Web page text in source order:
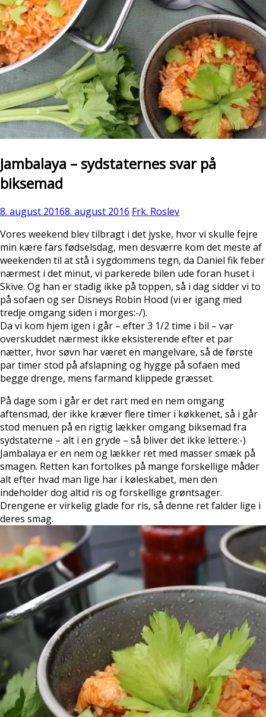
Jambalaya – sydstaternes svar på
biksemad
8. august 20168. august 2016 Frk. Roslev
Vores weekend blev tilbragt i det jyske, hvor vi skulle fejre
min kære fars fødselsdag, men desværre kom det meste af
weekenden til at stå i sygdommens tegn, da Daniel fik feber
nærmest i det minut, vi parkerede bilen ude foran huset i
Skive. Og han er stadig ikke på toppen, så i dag sidder vi to
på sofaen og ser Disneys Robin Hood (vi er igang med
tredje omgang siden i morges:-/).
Da vi kom hjem igen i går – efter 3 1/2 time i bil – var
overskuddet nærmest ikke eksisterende efter et par
nætter, hvor søvn har været en mangelvare, så de første
par timer stod på afslapning og hygge på sofaen med
begge drenge, mens farmand klippede græsset.
På dage som i går er det rart med en nem omgang
aftensmad, der ikke kræver flere timer i køkkenet, så i går
stod menuen på en rigtig lækker omgang biksemad fra
sydstaterne – alt i en gryde – så bliver det ikke lettere:-)
Jambalaya er en nem og lækker ret med masser smæk på
smagen. Retten kan fortolkes på mange forskellige måder
alt efter hvad man lige har i køleskabet, men den
indeholder dog altid ris og forskellige grøntsager.
Drengene er virkelig glade for ris, så denne ret falder lige i
deres smag.